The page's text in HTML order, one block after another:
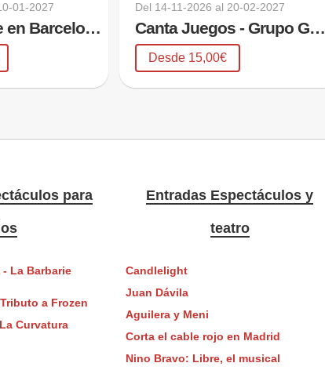
01-2027
El Fil Invisible en Barcelona
Del 14-11-2026 al 20-02-2027
Canta Juegos - Grupo Golosina
Desde 15,00€
para
- La Barbarie
a Frozen
Curvatura
Entradas Espectáculos y
teatro
Candlelight
Juan Dávila
Aguilera y Meni
Corta el cable rojo en Madrid
Nino Bravo: Libre, el musical